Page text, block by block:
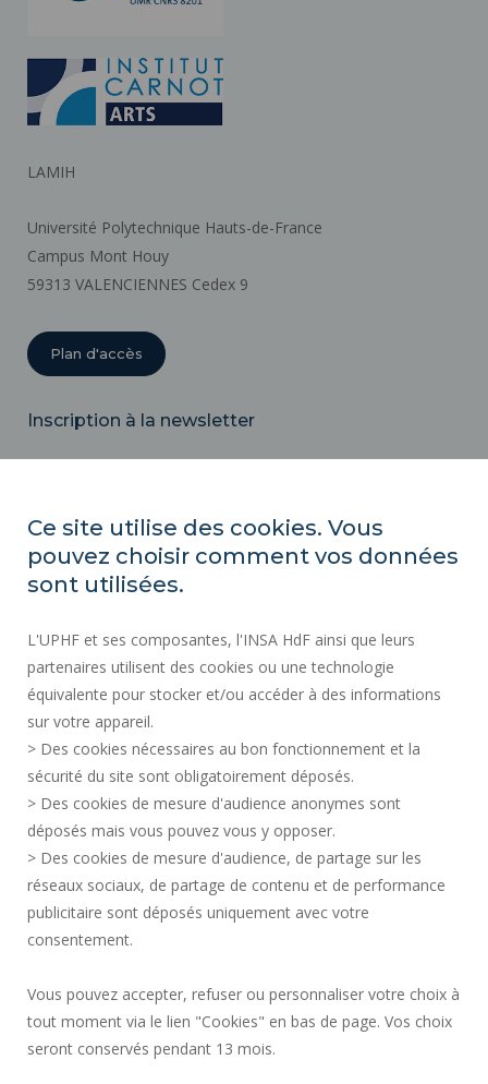
LAMIH
Université Polytechnique Hauts-de-France
Campus Mont Houy
59313 VALENCIENNES Cedex 9
Plan d'accès
Inscription à la newsletter
ACTES RÉGLEMENTAIRES
MARCHÉS PUBLICS
MENTIONS LÉGALES
ESPACE PRESSE
RECRUTEMENTS
PLAN DU SITE
DONNÉES PERSONNELLES
ACCESSIBILITÉ
Rejoignez-nous!
Ce site utilise des cookies. Vous
pouvez choisir comment vos données
sont utilisées.
L'UPHF et ses composantes, l'INSA HdF ainsi que leurs
partenaires utilisent des cookies ou une technologie
équivalente pour stocker et/ou accéder à des informations
sur votre appareil.
> Des cookies nécessaires au bon fonctionnement et la
sécurité du site sont obligatoirement déposés.
> Des cookies de mesure d'audience anonymes sont
déposés mais vous pouvez vous y opposer.
> Des cookies de mesure d'audience, de partage sur les
réseaux sociaux, de partage de contenu et de performance
publicitaire sont déposés uniquement avec votre
consentement.
Vous pouvez accepter, refuser ou personnaliser votre choix à
tout moment via le lien "Cookies" en bas de page. Vos choix
seront conservés pendant 13 mois.